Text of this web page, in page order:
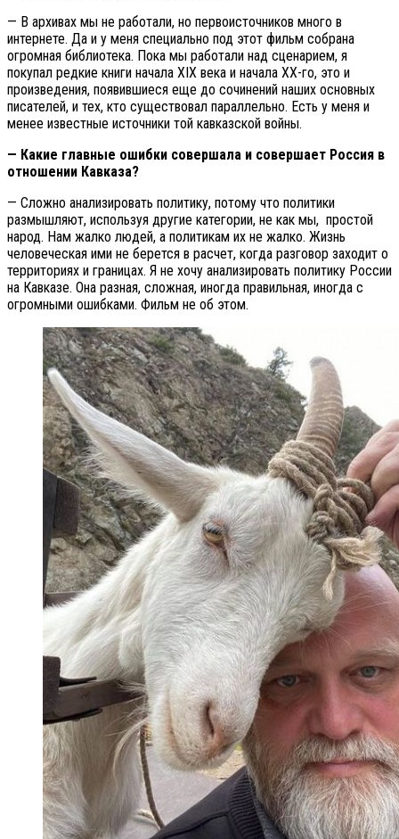
— В архивах мы не работали, но первоисточников много в
интернете. Да и у меня специально под этот фильм собрана
огромная библиотека. Пока мы работали над сценарием, я
покупал редкие книги начала XIX века и начала XX-го, это и
произведения, появившиеся еще до сочинений наших основных
писателей, и тех, кто существовал параллельно. Есть у меня и
менее известные источники той кавказской войны.
— Какие главные ошибки совершала и совершает Россия в
отношении Кавказа?
— Сложно анализировать политику, потому что политики
размышляют, используя другие категории, не как мы, простой
народ. Нам жалко людей, а политикам их не жалко. Жизнь
человеческая ими не берется в расчет, когда разговор заходит о
территориях и границах. Я не хочу анализировать политику России
на Кавказе. Она разная, сложная, иногда правильная, иногда с
огромными ошибками. Фильм не об этом.